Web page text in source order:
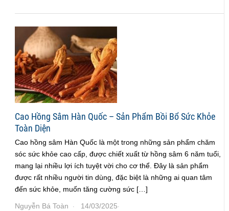
Cao Hồng Sâm Hàn Quốc – Sản Phẩm Bồi Bổ Sức Khỏe
Toàn Diện
Cao hồng sâm Hàn Quốc là một trong những sản phẩm chăm
sóc sức khỏe cao cấp, được chiết xuất từ hồng sâm 6 năm tuổi,
mang lại nhiều lợi ích tuyệt vời cho cơ thể. Đây là sản phẩm
được rất nhiều người tin dùng, đặc biệt là những ai quan tâm
đến sức khỏe, muốn tăng cường sức […]
Nguyễn Bá Toàn · 14/03/2025·